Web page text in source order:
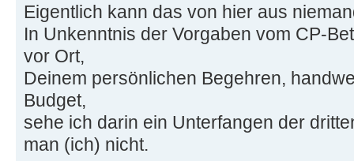
Eigentlich kann das von hier aus
In Unkenntnis der Vorgaben vom CP-
vor Ort,
Deinem persönlichen Begehren,
Budget,
sehe ich darin ein Unterfangen der
man (ich) nicht.